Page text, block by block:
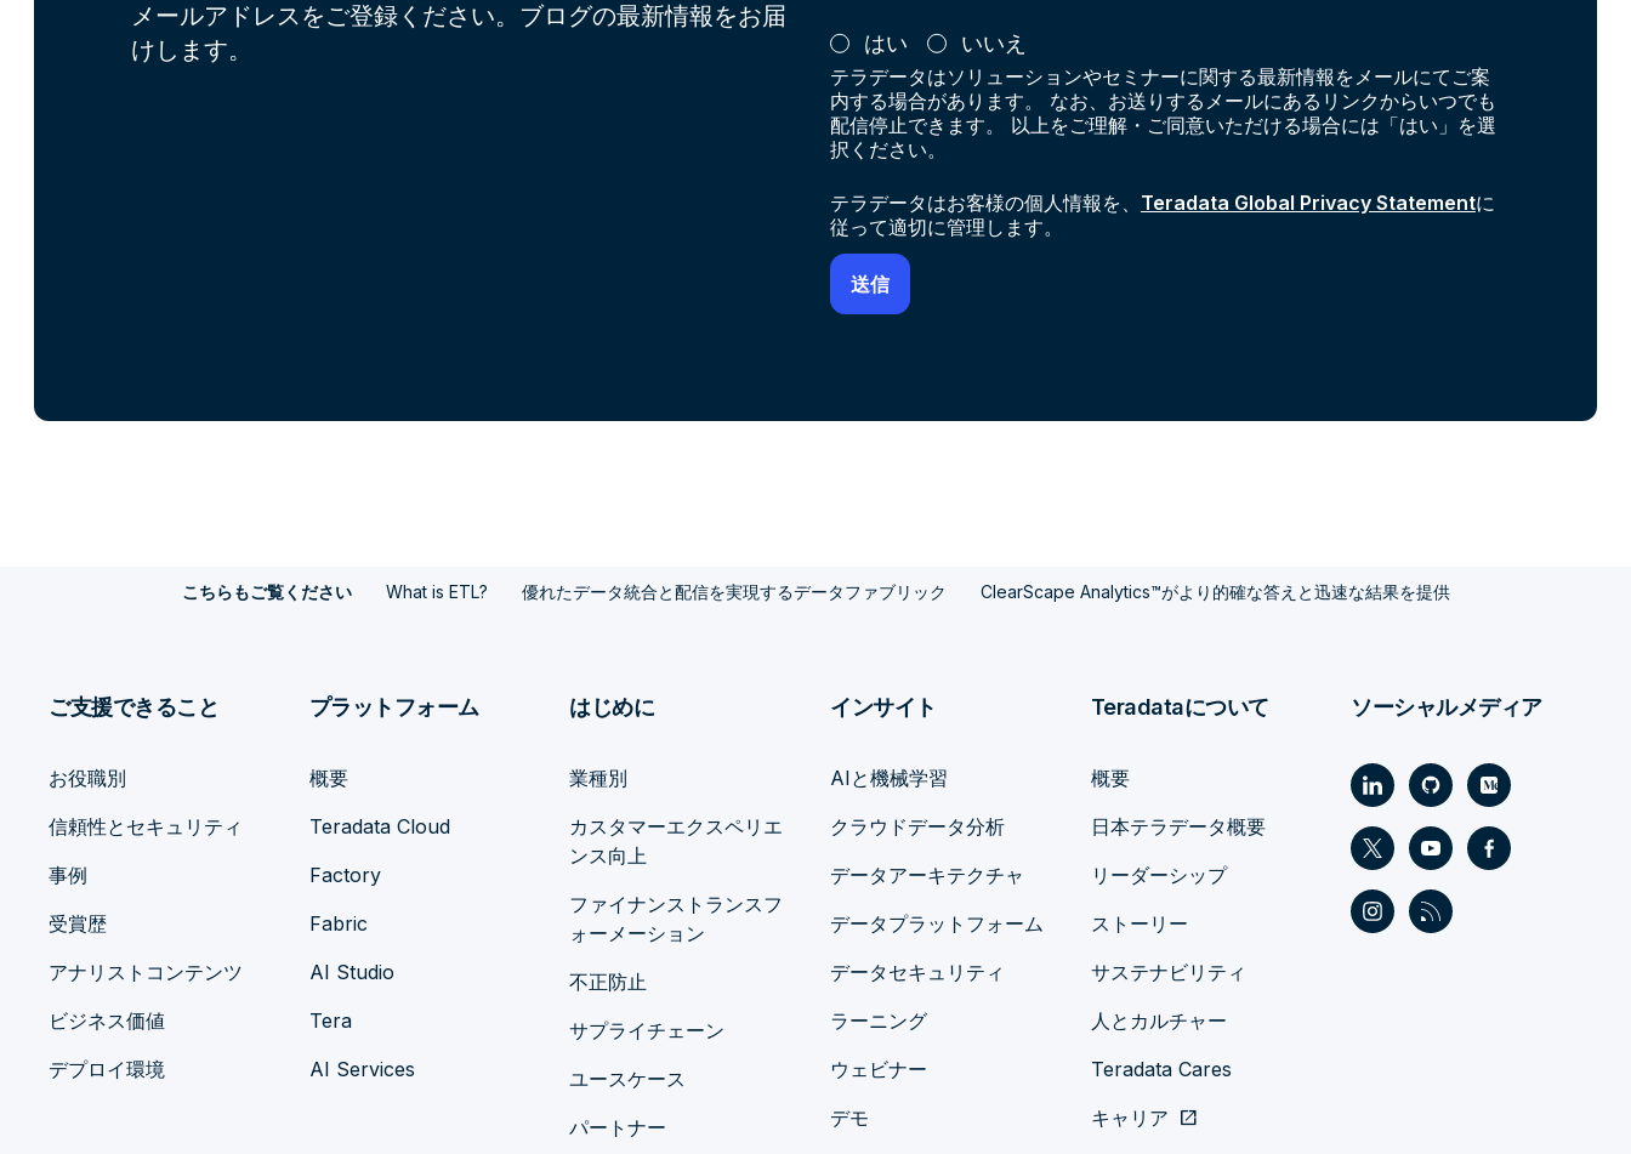
メールアドレスをご登録ください。ブログの最新情報をお届
けします。
はい いいえ
テラデータはソリューションやセミナーに関する最新情報をメールにてご案
内する場合があります。 なお、お送りするメールにあるリンクからいつでも
配信停止できます。 以上をご理解・ご同意いただける場合には「はい」を選
択ください。
テラデータはお客様の個人情報を、 Teradata Global Privacy Statementに
従って適切に管理します。
こちらもご覧ください What is ETL? 優れたデータ統合と配信を実現するデータファブリック ClearScape Analytics™がより的確な答えと迅速な結果を提供
ご支援できること
お役職別
信頼性とセキュリティ
事例
受賞歴
アナリストコンテンツ
ビジネス価値
デプロイ環境
プラットフォーム
概要
Teradata Cloud
Factory
Fabric
AI Studio
Tera
AI Services
はじめに
業種別
カスタマーエクスペリエ
ンス向上
ファイナンストランスフ
ォーメーション
不正防止
サプライチェーン
ユースケース
パートナー
インサイト
AIと機械学習
クラウドデータ分析
データアーキテクチャ
データプラットフォーム
データセキュリティ
ラーニング
ウェビナー
デモ
Teradataについて
概要
日本テラデータ概要
リーダーシップ
ストーリー
サステナビリティ
人とカルチャー
Teradata Cares
キャリア open_in_new
ソーシャルメディア